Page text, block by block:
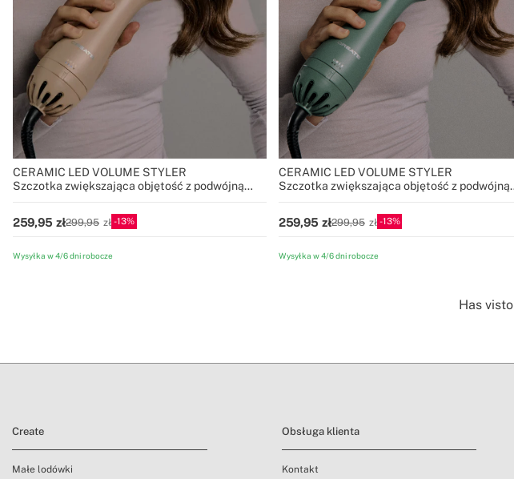
CERAMIC LED VOLUME STYLER
Szczotka zwiększająca objętość z podwójną
259,95
299,95 13
Wysyłka w 4/6 dni robocze
CERAMIC LED VOLUME STYLER
Szczotka zwiększająca objętość z podwójną
259,95
299,95 13
Wysyłka w 4/6 dni robocze
Has visto
Create
Małe lodówki
Obsługa klienta
Kontakt